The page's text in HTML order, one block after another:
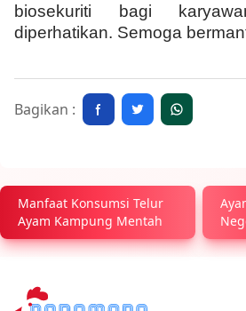
biosekuriti bagi
diperhatikan. Semoga
Bagikan :
Manfaat Konsumsi Telur
Ayam Kampung Mentah